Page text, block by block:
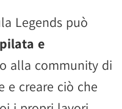
Legends può
e
alla community di
e creare ciò che